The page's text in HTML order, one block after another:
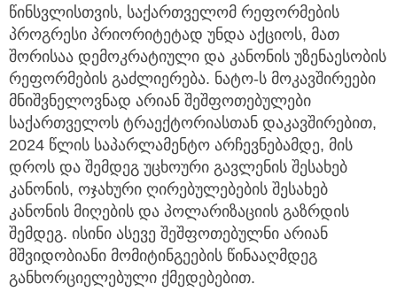
წინსვლისთვის, საქართველომ რეფორმების
პროგრესი პრიორიტეტად უნდა აქციოს, მათ
შორისაა დემოკრატიული და კანონის უზენაესობის
რეფორმების გაძლიერება. ნატო-ს მოკავშირეები
მნიშვნელოვნად არიან შეშფოთებულები
საქართველოს ტრაექტორიასთან დაკავშირებით,
2024 წლის საპარლამენტო არჩევნებამდე, მის
დროს და შემდეგ უცხოური გავლენის შესახებ
კანონის, ოჯახური ღირებულებების შესახებ
კანონის მიღების და პოლარიზაციის გაზრდის
შემდეგ. ისინი ასევე შეშფოთებულნი არიან
მშვიდობიანი მომიტინგეების წინააღმდეგ
განხორციელებული ქმედებებით.